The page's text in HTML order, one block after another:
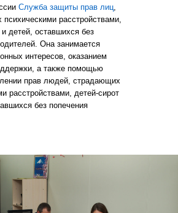
Служба защиты прав лиц,
расстройствами,
и детей, оставшихся без
Она занимается
интересов, оказанием
а также помощью
прав людей, страдающих
расстройствами, детей-сирот
без попечения